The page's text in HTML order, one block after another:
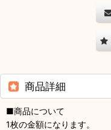
商品詳細
■商品について
1枚の金額になります。